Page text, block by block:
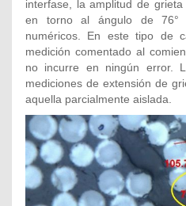
interfase, la amplitud de
en torno al ángulo de 76°
numéricos. En este tipo de
medición comentado al
no incurre en ningún error.
mediciones de extensión de
aquella parcialmente aislada.